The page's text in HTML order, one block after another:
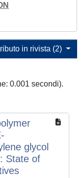
in rivista (2)
0.001 secondi).
glycol
State of